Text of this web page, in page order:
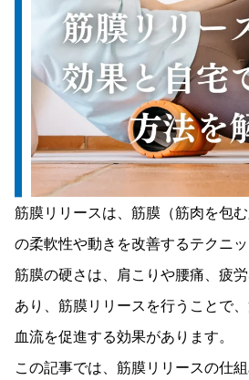
筋膜リリースは、筋膜（筋肉を包
の柔軟性や動きを改善するテクニッ
筋膜の硬さは、肩こりや腰痛、疲
あり、筋膜リリースを行うことで
血流を促進する効果があります。
この記事では、筋膜リリースの仕